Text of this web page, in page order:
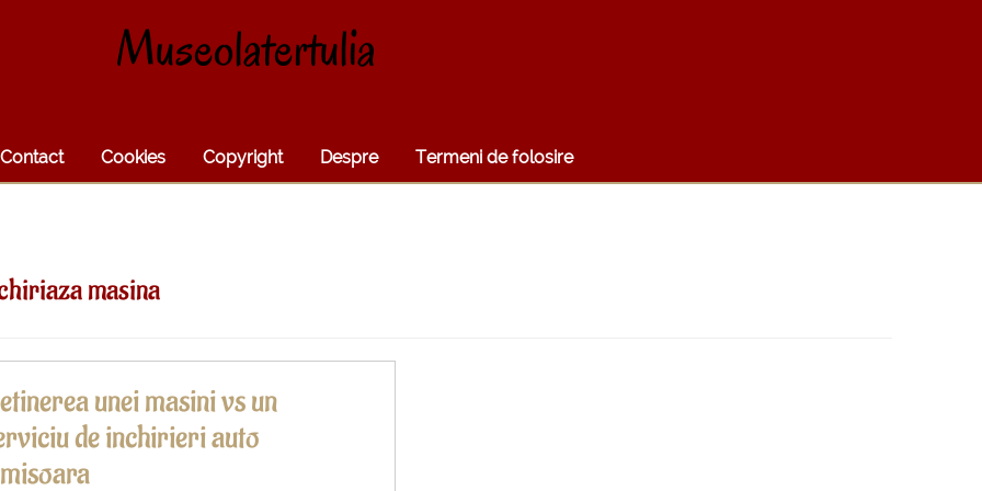
Museolatertulia
Contact Cookies Copyright Despre Termeni de folosire
masina
unei masini vs un
de inchirieri auto